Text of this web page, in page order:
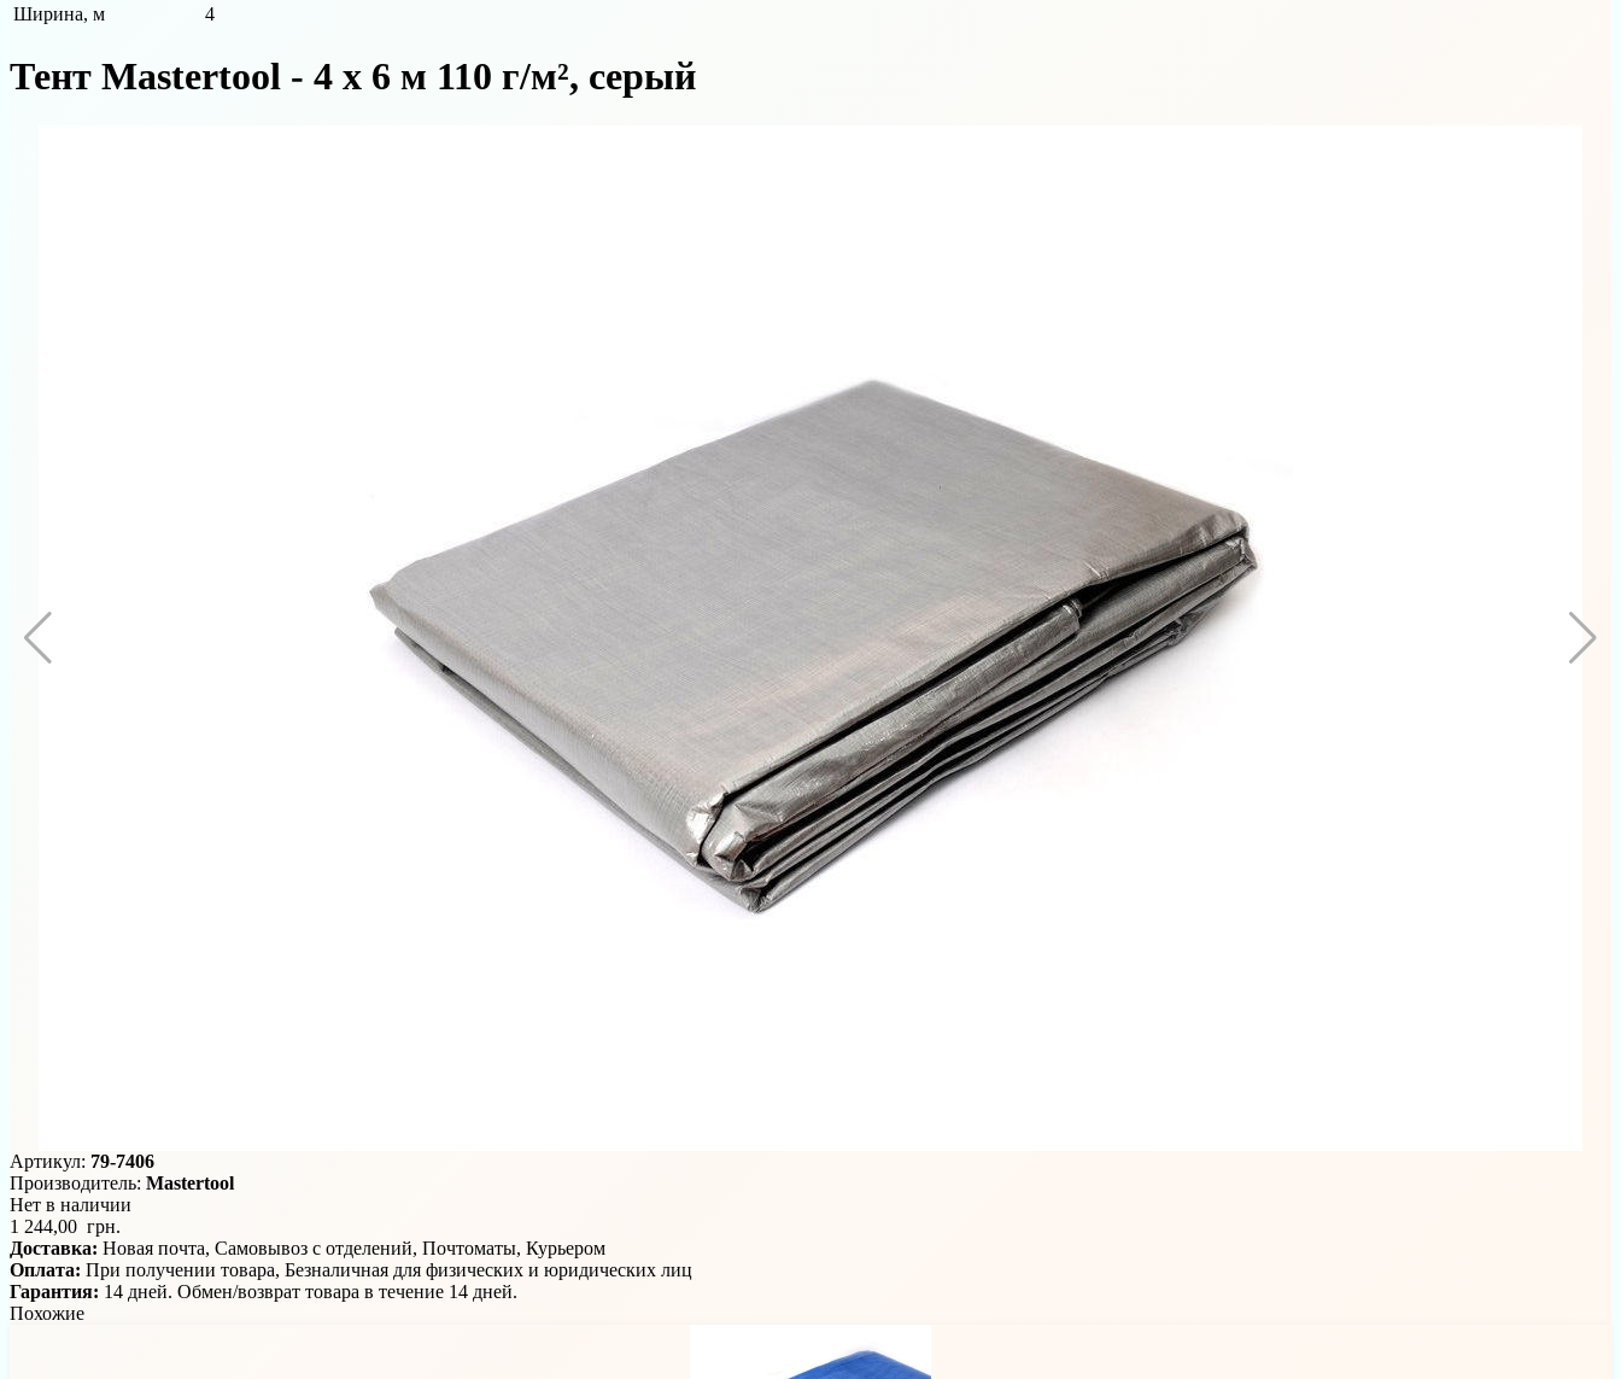
Ширина, м
4
Тент Mastertool - 4 х 6 м 110 г/м², серый
Артикул: 79-7406
Производитель: Mastertool
Нет в наличии
1 244,00 грн.
Доставка: Новая почта, Самовывоз с отделений, Почтоматы, Курьером
Оплата: При получении товара, Безналичная для физических и юридических лиц
Гарантия: 14 дней. Обмен/возврат товара в течение 14 дней.
Похожие